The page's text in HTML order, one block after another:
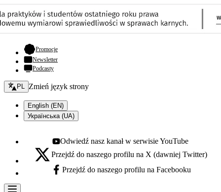
Promocje- otwiera się w nowej karcie
Newsletter
Podcasty
Zmień język - bieżący:
PL Zmień język strony
English (EN)
Українська (UA)
Youtube - otwiera się w nowej karcie
Odwiedź nasz kanał w serwisie YouTube
X - otwiera się w nowej karcie
Przejdź do naszego profilu na X (dawniej Twitter)
Facebook - otwiera się w nowej karcie
Przejdź do naszego profilu na Facebooku